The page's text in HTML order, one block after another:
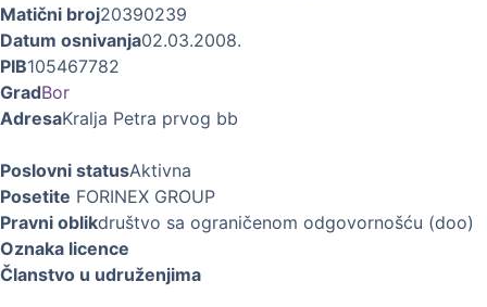
Matični broj20390239
Datum osnivanja02.03.2008.
PIB105467782
GradBor
AdresaKralja Petra prvog bb
Poslovni statusAktivna
Posetite FORINEX GROUP
Pravni oblikdruštvo sa ograničenom odgovornošću (doo)
Oznaka licence
Članstvo u udruženjima